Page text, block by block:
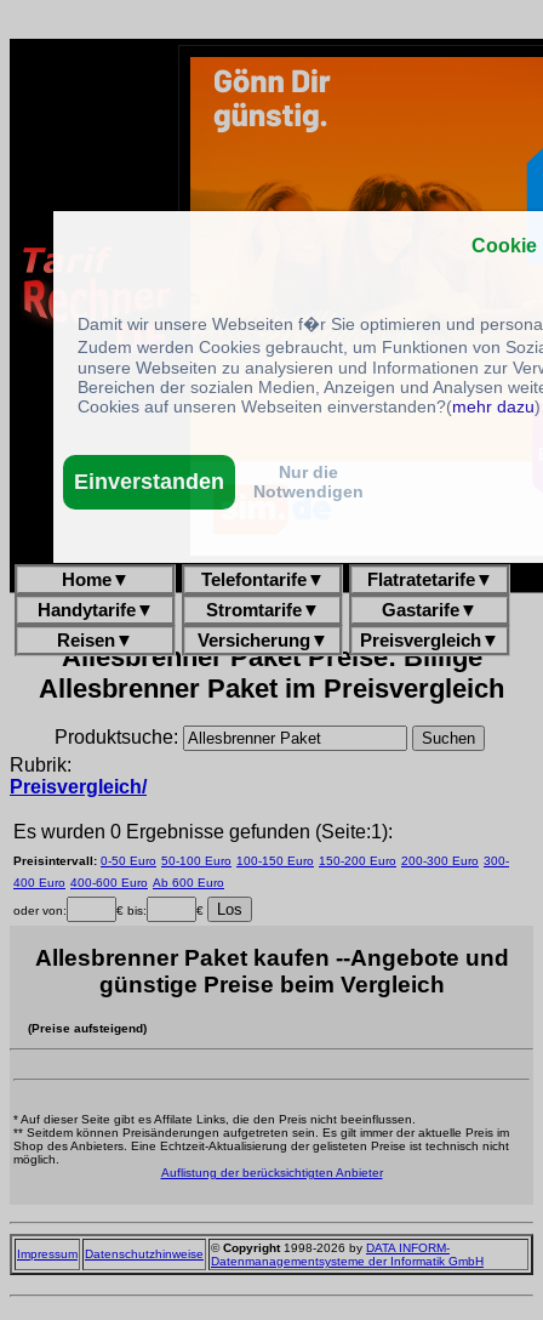
Home▼ Telefontarife▼ Flatratetarife▼
Handytarife▼ Stromtarife▼ Gastarife▼
Reisen▼ Versicherung▼ Preisvergleich▼
Allesbrenner Paket Preise: Billige
Allesbrenner Paket im Preisvergleich
Produktsuche:
Rubrik:
Preisvergleich/
Es wurden 0 Ergebnisse gefunden (Seite:1):
Preisintervall: 0-50 Euro 50-100 Euro 100-150 Euro 150-200 Euro 200-300 Euro 300-
400 Euro 400-600 Euro Ab 600 Euro
oder von: € bis: €
Allesbrenner Paket kaufen --Angebote und
günstige Preise beim Vergleich
(Preise aufsteigend)
* Auf dieser Seite gibt es Affilate Links, die den Preis nicht beeinflussen.
** Seitdem können Preisänderungen aufgetreten sein. Es gilt immer der aktuelle Preis im
Shop des Anbieters. Eine Echtzeit-Aktualisierung der gelisteten Preise ist technisch nicht
möglich.
Auflistung der berücksichtigten Anbieter
Impressum Datenschutzhinweise ©Copyright1998-2026 by DATA INFORM-
Datenmanagementsysteme der Informatik GmbH
Cookie
Damit wir unsere Webseiten f�r Sie optimieren und
Zudem werden Cookies gebraucht, um Funktionen von
unsere Webseiten zu analysieren und Informationen zur
Bereichen der sozialen Medien, Anzeigen und Analysen
Cookies auf unseren Webseiten einverstanden?(mehr dazu)
Einverstanden
Nur die
Notwendigen